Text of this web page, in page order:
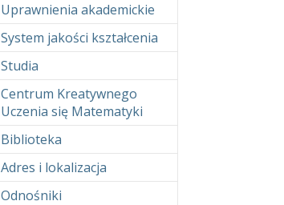
Uprawnienia akademickie
System jakości kształcenia
Studia
Centrum Kreatywnego
Uczenia się Matematyki
Biblioteka
Adres i lokalizacja
Odnośniki